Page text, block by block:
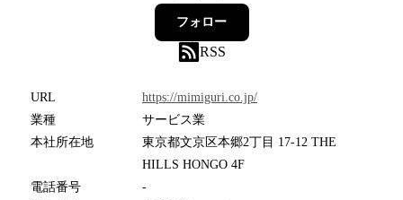
フォロー
RSS
URL
https://mimiguri.co.jp/
業種
サービス業
本社所在地
東京都文京区本郷2丁目 17-12 THE
HILLS HONGO 4F
電話番号
-